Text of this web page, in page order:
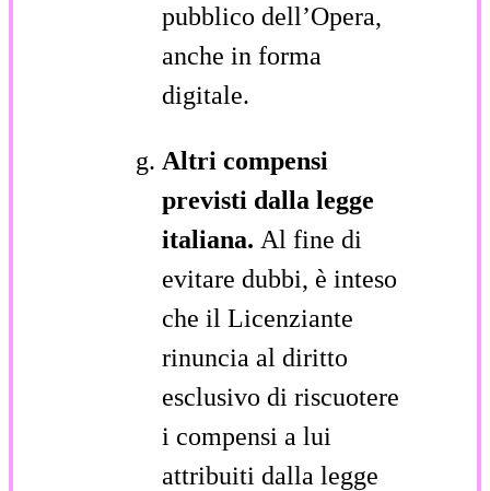
pubblico dell’Opera,
anche in forma
digitale.
Altri compensi
previsti dalla legge
italiana. Al fine di
evitare dubbi, è inteso
che il Licenziante
rinuncia al diritto
esclusivo di riscuotere
i compensi a lui
attribuiti dalla legge